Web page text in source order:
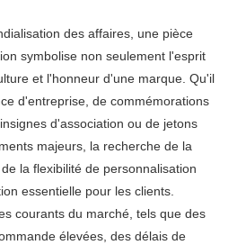
des affaires, une pièce
symbolise non seulement l'esprit
et l'honneur d'une marque. Qu'il
d'entreprise, de commémorations
d'association ou de jetons
majeurs, la recherche de la
la flexibilité de personnalisation
essentielle pour les clients.
courants du marché, tels que des
élevées, des délais de